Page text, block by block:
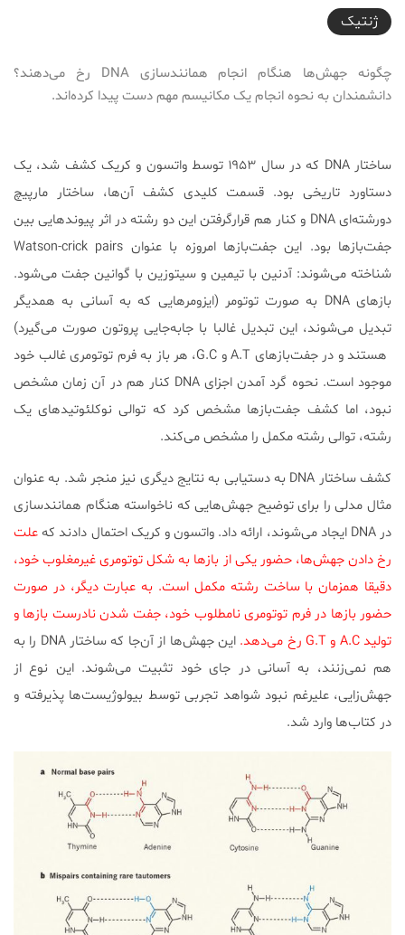
2018-02-23T13:01:33+03:30
ژنتیک
چگونه جهش‌ها هنگام انجام همانندسازی DNA رخ می‌دهند؟
دانشمندان به نحوه‌ انجام یک مکانیسم مهم دست پیدا کرده‌اند.
ساختار DNA که در سال ۱۹۵۳ توسط واتسون و کریک کشف شد، یک
دستاورد تاریخی بود. قسمت کلیدی کشف آن‌ها، ساختار مارپیچ
دورشته‌ای DNA و کنار هم قرارگرفتن این دو رشته در اثر پیوندهایی بین
جفت‌بازها بود. این جفت‌بازها امروزه با عنوان Watson-crick pairs
شناخته می‌شوند: آدنین با تیمین و سیتوزین با گوانین جفت می‌شود.
بازهای DNA به صورت توتومر (ایزومرهایی که به‌ آسانی به همدیگر
تبدیل می‌شوند، این تبدیل غالبا با جابه‌جایی پروتون صورت می‌گیرد)
هستند و در جفت‌بازهای A.T و G.C، هر باز به فرم توتومری غالب خود
موجود است. نحوه گرد آمدن اجزای DNA کنار هم در آن زمان مشخص
نبود، اما کشف جفت‌بازها مشخص کرد که توالی نوکلئوتیدهای یک
رشته، توالی رشته مکمل را مشخص می‌کند.
کشف ساختار DNA به دستیابی به نتایج دیگری نیز منجر شد. به عنوان
مثال مدلی را برای توضیح جهش‌هایی که ناخواسته هنگام همانندسازی
در DNA ایجاد می‌شوند، ارائه داد. واتسون و کریک احتمال دادند که
علت
رخ دادن جهش‌ها، حضور یکی از بازها به شکل توتومری غیرمغلوب خود،
دقیقا همزمان با ساخت رشته مکمل است. به عبارت دیگر، در صورت
حضور بازها در فرم توتومری نامطلوب خود، جفت شدن نادرست بازها و
تولید A.C و G.T رخ می‌دهد.
این جهش‌ها از آن‌جا که ساختار DNA را به
هم نمی‌زنند، به آسانی در جای خود تثبیت می‌شوند. این نوع از
جهش‌زایی، علیرغم نبود شواهد تجربی توسط بیولوژیست‌ها پذیرفته و
در کتاب‌ها وارد شد.